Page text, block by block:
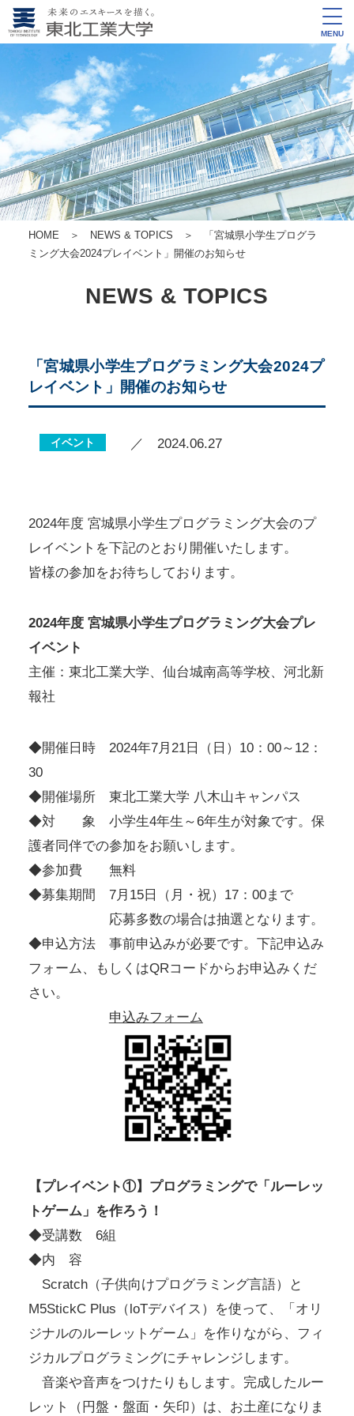
MENU
HOME ＞ NEWS & TOPICS ＞ 「宮城県小学生プログラ
ミング大会2024プレイベント」開催のお知らせ
NEWS & TOPICS
「宮城県小学生プログラミング大会2024プ
レイベント」開催のお知らせ
イベント ／ 2024.06.27
2024年度 宮城県小学生プログラミング大会のプ
レイベントを下記のとおり開催いたします。
皆様の参加をお待ちしております。
2024年度 宮城県小学生プログラミング大会プレ
イベント
主催：東北工業大学、仙台城南高等学校、河北新
報社
◆開催日時 2024年7月21日（日）10：00～12：
30
◆開催場所 東北工業大学 八木山キャンパス
◆対 象 小学生4年生～6年生が対象です。保
護者同伴での参加をお願いします。
◆参加費 無料
◆募集期間 7月15日（月・祝）17：00まで
応募多数の場合は抽選となります。
◆申込方法 事前申込みが必要です。下記申込み
フォーム、もしくはQRコードからお申込みくだ
さい。
申込みフォーム
【プレイベント①】プログラミングで「ルーレッ
トゲーム」を作ろう！
◆受講数 6組
◆内 容
Scratch（子供向けプログラミング言語）と
M5StickC Plus（loTデバイス）を使って、「オリ
ジナルのルーレットゲーム」を作りながら、フィ
ジカルプログラミングにチャレンジします。
音楽や音声をつけたりもします。完成したルー
レット（円盤・盤面・矢印）は、お土産になりま